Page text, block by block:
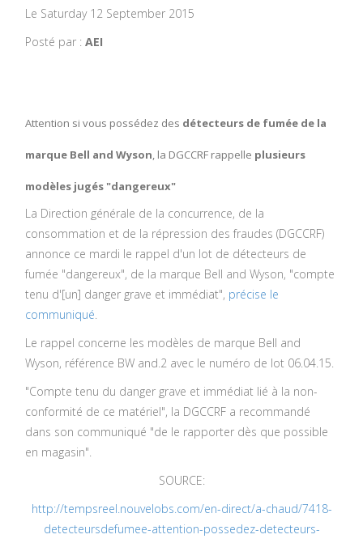
Le Saturday 12 September 2015
Posté par :AEI
Attention si vous possédez des détecteurs de fumée de la
marque Bell and Wyson, la DGCCRF rappelle plusieurs
modèles jugés "dangereux"
La Direction générale de la concurrence, de la
consommation et de la répression des fraudes (DGCCRF)
annonce ce mardi le rappel d'un lot de détecteurs de
fumée "dangereux", de la marque Bell and Wyson, "compte
tenu d'[un] danger grave et immédiat", précise le
communiqué.
Le rappel concerne les modèles de marque Bell and
Wyson, référence BW and.2 avec le numéro de lot 06.04.15.
"Compte tenu du danger grave et immédiat lié à la non-
conformité de ce matériel", la DGCCRF a recommandé
dans son communiqué "de le rapporter dès que possible
en magasin".
SOURCE:
http://tempsreel.nouvelobs.com/en-direct/a-chaud/7418-
detecteursdefumee-attention-possedez-detecteurs-